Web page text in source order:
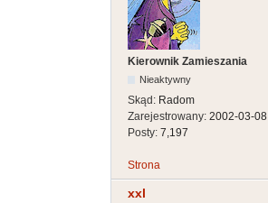
Kierownik Zamieszania
Nieaktywny
Skąd: Radom
Zarejestrowany: 2002-03-08
Posty: 7,197
Strona
xxl